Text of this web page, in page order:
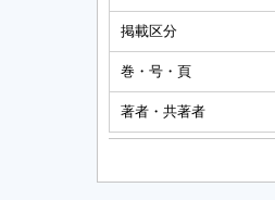
掲載区分
巻・号・頁
著者・共著者